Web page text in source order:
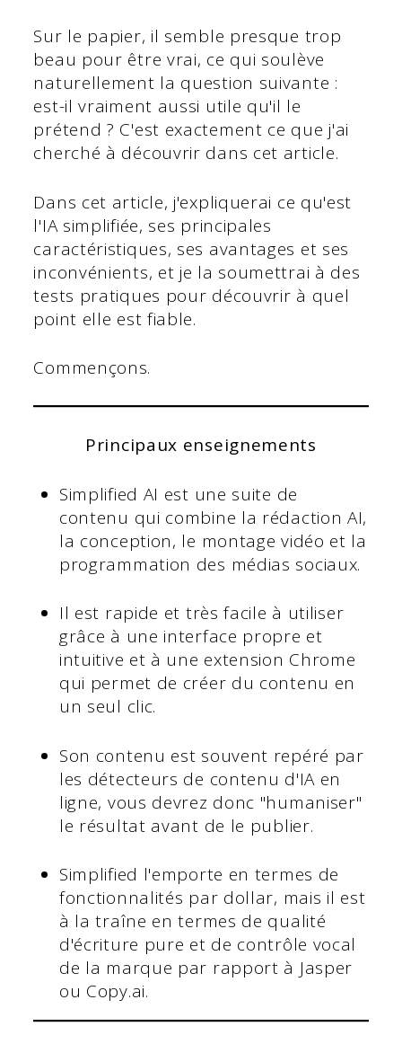
Sur le papier, il semble presque trop
beau pour être vrai, ce qui soulève
naturellement la question suivante :
est-il vraiment aussi utile qu'il le
prétend ? C'est exactement ce que j'ai
cherché à découvrir dans cet article.
Dans cet article, j'expliquerai ce qu'est
l'IA simplifiée, ses principales
caractéristiques, ses avantages et ses
inconvénients, et je la soumettrai à des
tests pratiques pour découvrir à quel
point elle est fiable.
Commençons.
Principaux enseignements
Simplified AI est une suite de
contenu qui combine la rédaction AI,
la conception, le montage vidéo et la
programmation des médias sociaux.
Il est rapide et très facile à utiliser
grâce à une interface propre et
intuitive et à une extension Chrome
qui permet de créer du contenu en
un seul clic.
Son contenu est souvent repéré par
les détecteurs de contenu d'IA en
ligne, vous devrez donc "humaniser"
le résultat avant de le publier.
Simplified l'emporte en termes de
fonctionnalités par dollar, mais il est
à la traîne en termes de qualité
d'écriture pure et de contrôle vocal
de la marque par rapport à Jasper
ou Copy.ai.